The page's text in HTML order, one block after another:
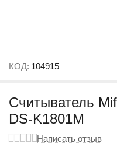
КОД: 104915
Считыватель
DS-K1801M
Написать отзыв